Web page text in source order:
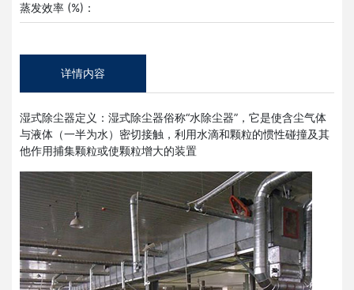
蒸发效率 (%)：
详情内容
湿式除尘器定义：湿式除尘器俗称“水除尘器”，它是使含尘气体
与液体（一半为水）密切接触，利用水滴和颗粒的惯性碰撞及其
他作用捕集颗粒或使颗粒增大的装置